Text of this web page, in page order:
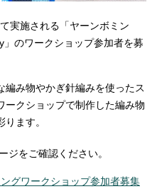
実施される「ヤーンボミン
のワークショップ参加者を募
編み物やかぎ針編みを使ったス
ークショップで制作した編み物
ます。
ジをご確認ください。
グワークショップ参加者募集